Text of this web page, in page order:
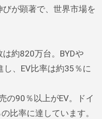
が顕著で、世界市場を
は約820万台。BYDや
し、EV比率は約35％に
の90％以上がEV。ドイ
比率に達しています。